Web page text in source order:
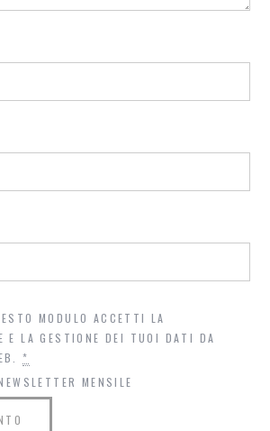
MODULO ACCETTI LA
E LA GESTIONE DEI TUOI DATI DA
*
MENSILE